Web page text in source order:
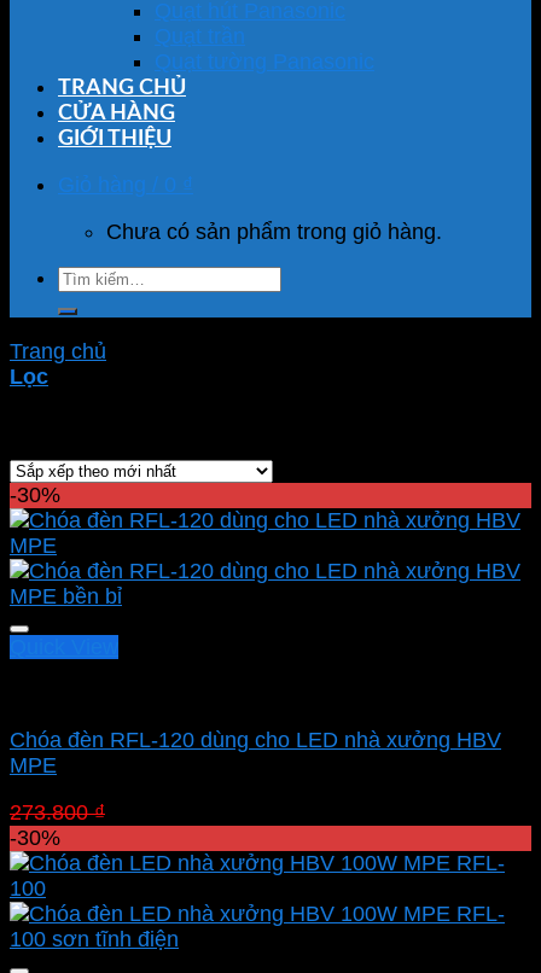
Quạt hút Panasonic
Quạt trần
Quạt tường Panasonic
TRANG CHỦ
CỬA HÀNG
GIỚI THIỆU
Giỏ hàng / 0 ₫
Chưa có sản phẩm trong giỏ hàng.
Tìm
kiếm:
Trang chủ
Lọc
-30%
Chóa đèn RFL-120 dùng cho LED nhà xưởng HBV
MPE
273.800₫
là:
tại
191.660 ₫.
-30%